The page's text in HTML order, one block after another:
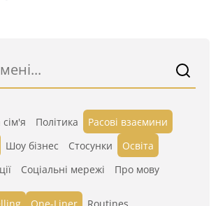
сім'я Політика
Расові взаємини
Шоу бізнес Стосунки
Освіта
Cоціальні мережі Про мову